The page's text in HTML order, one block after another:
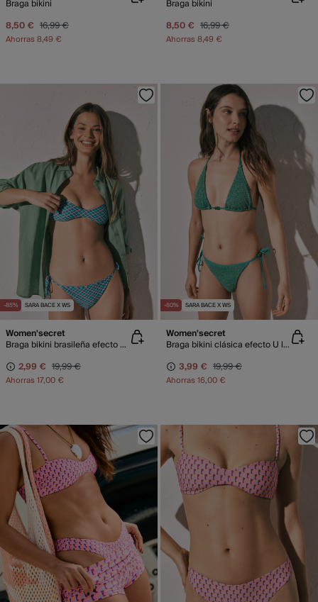
Braga bikini
8,50 € 16,99 €
Ahorras8,49 €
Braga bikini
8,50 € 16,99 €
Ahorras8,49 €
-85% SARA BACE X WS
Women'secret
Braga bikini brasileña efecto U cuadros verde
2,99 € 19,99 €
Ahorras17,00 €
-80% SARA BACE X WS
Women'secret
Braga bikini clásica efecto U lurex verde
3,99 € 19,99 €
Ahorras16,00 €